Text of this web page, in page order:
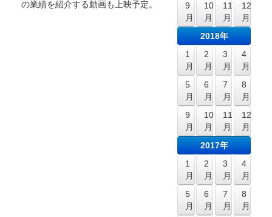
の業績を紹介する動画も上映予定。
9
月
10
月
11
月
12
月
2018年
1
月
2
月
3
月
4
月
5
月
6
月
7
月
8
月
9
月
10
月
11
月
12
月
2017年
1
月
2
月
3
月
4
月
5
月
6
月
7
月
8
月